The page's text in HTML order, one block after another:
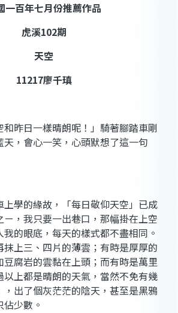
一百年七月份推薦作品
虎溪102期
天空
11217廖千瑱
昨日一樣晴朗呢！」騎著腳踏車剛
天，會心一笑，心頭默想了這一句
學的緣故，「每日敬仰天空」已成
ㄧ，我只要一出巷口，那幅掛在上空
的眼底，每天的樣式都不盡相同。
抹上三、四片的薄雲；有時是厚厚的
豆腐岩的雲黏在上頭；而有時是萬里
以上都是晴朗的天氣，當然不免有幾
，出了個灰茫茫的陰天，甚至是黑鴉
少數。